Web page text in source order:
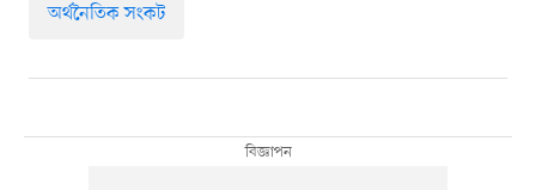
অর্থনৈতিক সংকট